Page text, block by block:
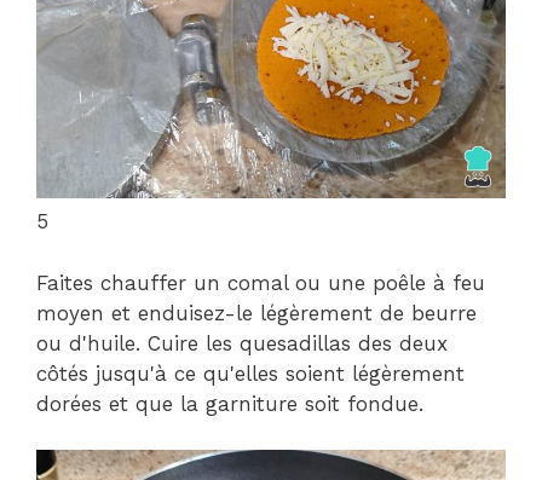
5
Faites chauffer un comal ou une poêle à feu
moyen et enduisez-le légèrement de beurre
ou d'huile. Cuire les quesadillas des deux
côtés jusqu'à ce qu'elles soient légèrement
dorées et que la garniture soit fondue.